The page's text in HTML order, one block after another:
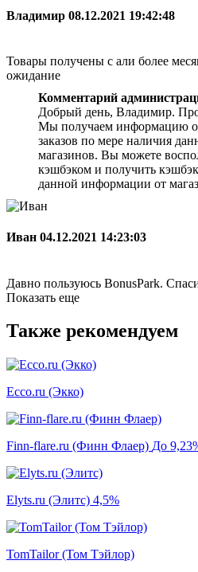
Владимир 08.12.2021 19:42:48
Товары получены с али более
ожидание
Комментарий
Добрый день, Владимир.
Мы получаем информацию
заказов по мере наличия
магазинов. Вы можете
кэшбэком и получить
данной информации от
Иван 04.12.2021 14:23:03
Давно пользуюсь BonusPark.
Показать еще
Также рекомендуем
Ecco.ru (Экко)
Finn-flare.ru (Финн Флаер) До
Elyts.ru (Элитс) 4,5%
TomTailor (Том Тэйлор)